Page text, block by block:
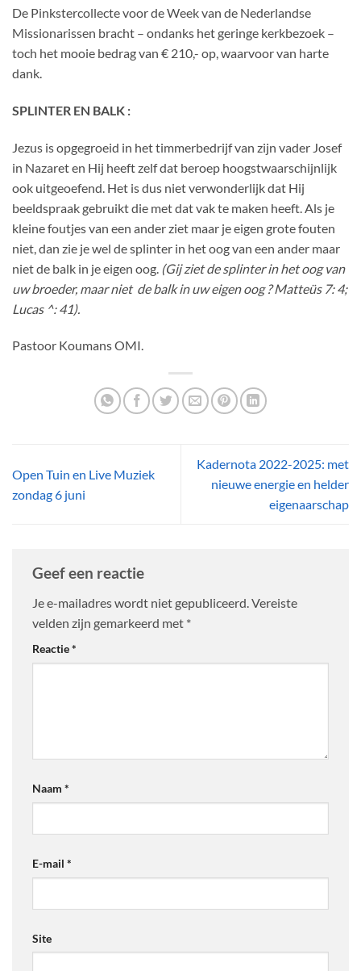
De Pinkstercollecte voor de Week van de Nederlandse
Missionarissen bracht – ondanks het geringe kerkbezoek –
toch het mooie bedrag van € 210,- op, waarvoor van harte
dank.
SPLINTER EN BALK :
Jezus is opgegroeid in het timmerbedrijf van zijn vader Josef
in Nazaret en Hij heeft zelf dat beroep hoogstwaarschijnlijk
ook uitgeoefend. Het is dus niet verwonderlijk dat Hij
beeldspraak gebruikt die met dat vak te maken heeft. Als je
kleine foutjes van een ander ziet maar je eigen grote fouten
niet, dan zie je wel de splinter in het oog van een ander maar
niet de balk in je eigen oog. (Gij ziet de splinter in het oog van
uw broeder, maar niet de balk in uw eigen oog ? Matteüs 7: 4;
Lucas ^: 41).
Pastoor Koumans OMI.
Open Tuin en Live Muziek
zondag 6 juni
Kadernota 2022-2025: met
nieuwe energie en helder
eigenaarschap
Geef een reactie
Je e-mailadres wordt niet gepubliceerd.Vereiste
velden zijn gemarkeerd met *
Reactie*
Naam *
E-mail *
Site